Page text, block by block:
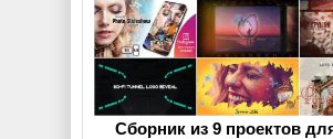
Сборник из 9 проектов